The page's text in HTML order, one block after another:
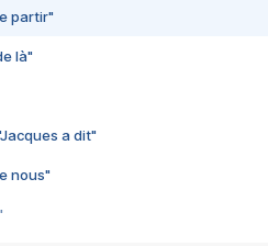
partir"
là"
a dit"
nous"